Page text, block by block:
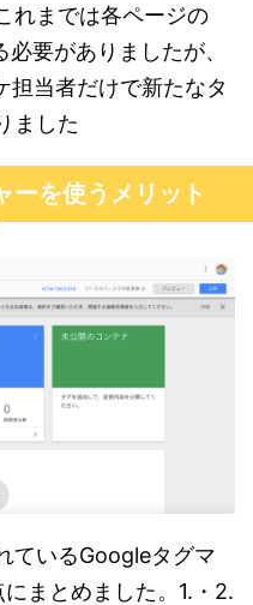
れまでは各ページの
要がありましたが、
担当者だけで新たなタ
ました
ーを使うメリット
ているGoogleタグマ
まとめました。1.・2.